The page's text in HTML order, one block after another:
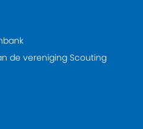
de vereniging Scouting